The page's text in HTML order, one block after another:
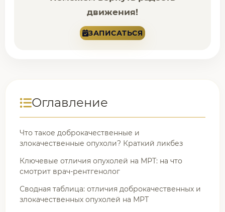
движения!
ЗАПИСАТЬСЯ
Оглавление
Что такое доброкачественные и
злокачественные опухоли? Краткий ликбез
Ключевые отличия опухолей на МРТ: на что
смотрит врач-рентгенолог
Сводная таблица: отличия доброкачественных и
злокачественных опухолей на МРТ